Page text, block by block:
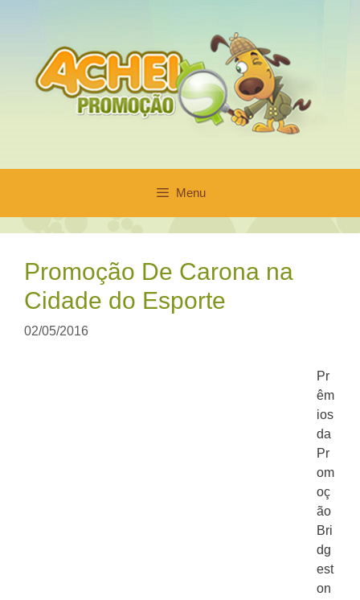
conteúdo
Menu
Promoção De Carona na
Cidade do Esporte
02/05/2016
Pr
êm
ios
da
Pr
om
oç
ão
Bri
dg
est
on